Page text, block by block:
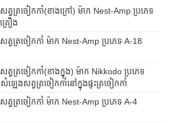
រចៀកកាំ(ខាងក្រៅ) ម៉ាក Nest-Amp ប្រភេទ
រឿង
ត្រចៀកកាំ ម៉ាក Nest-Amp ប្រភេទ A-18
រចៀកកាំ(ខាងក្នុង) ម៉ាក Nikkodo ប្រភេទ
ឡេងសត្វត្រចៀកកាំនៅក្នុងផ្ទះត្រចៀកកាំ
ត្រចៀកកាំ ម៉ាក Nest-Amp ប្រភេទ A-4